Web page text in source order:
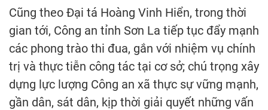
Cũng theo Đại tá Hoàng Vinh Hiển, trong thời
gian tới, Công an tỉnh Sơn La tiếp tục đẩy mạnh
các phong trào thi đua, gắn với nhiệm vụ chính
trị và thực tiễn công tác tại cơ sở; chú trọng xây
dựng lực lượng Công an xã thực sự vững mạnh,
gần dân, sát dân, kịp thời giải quyết những vấn